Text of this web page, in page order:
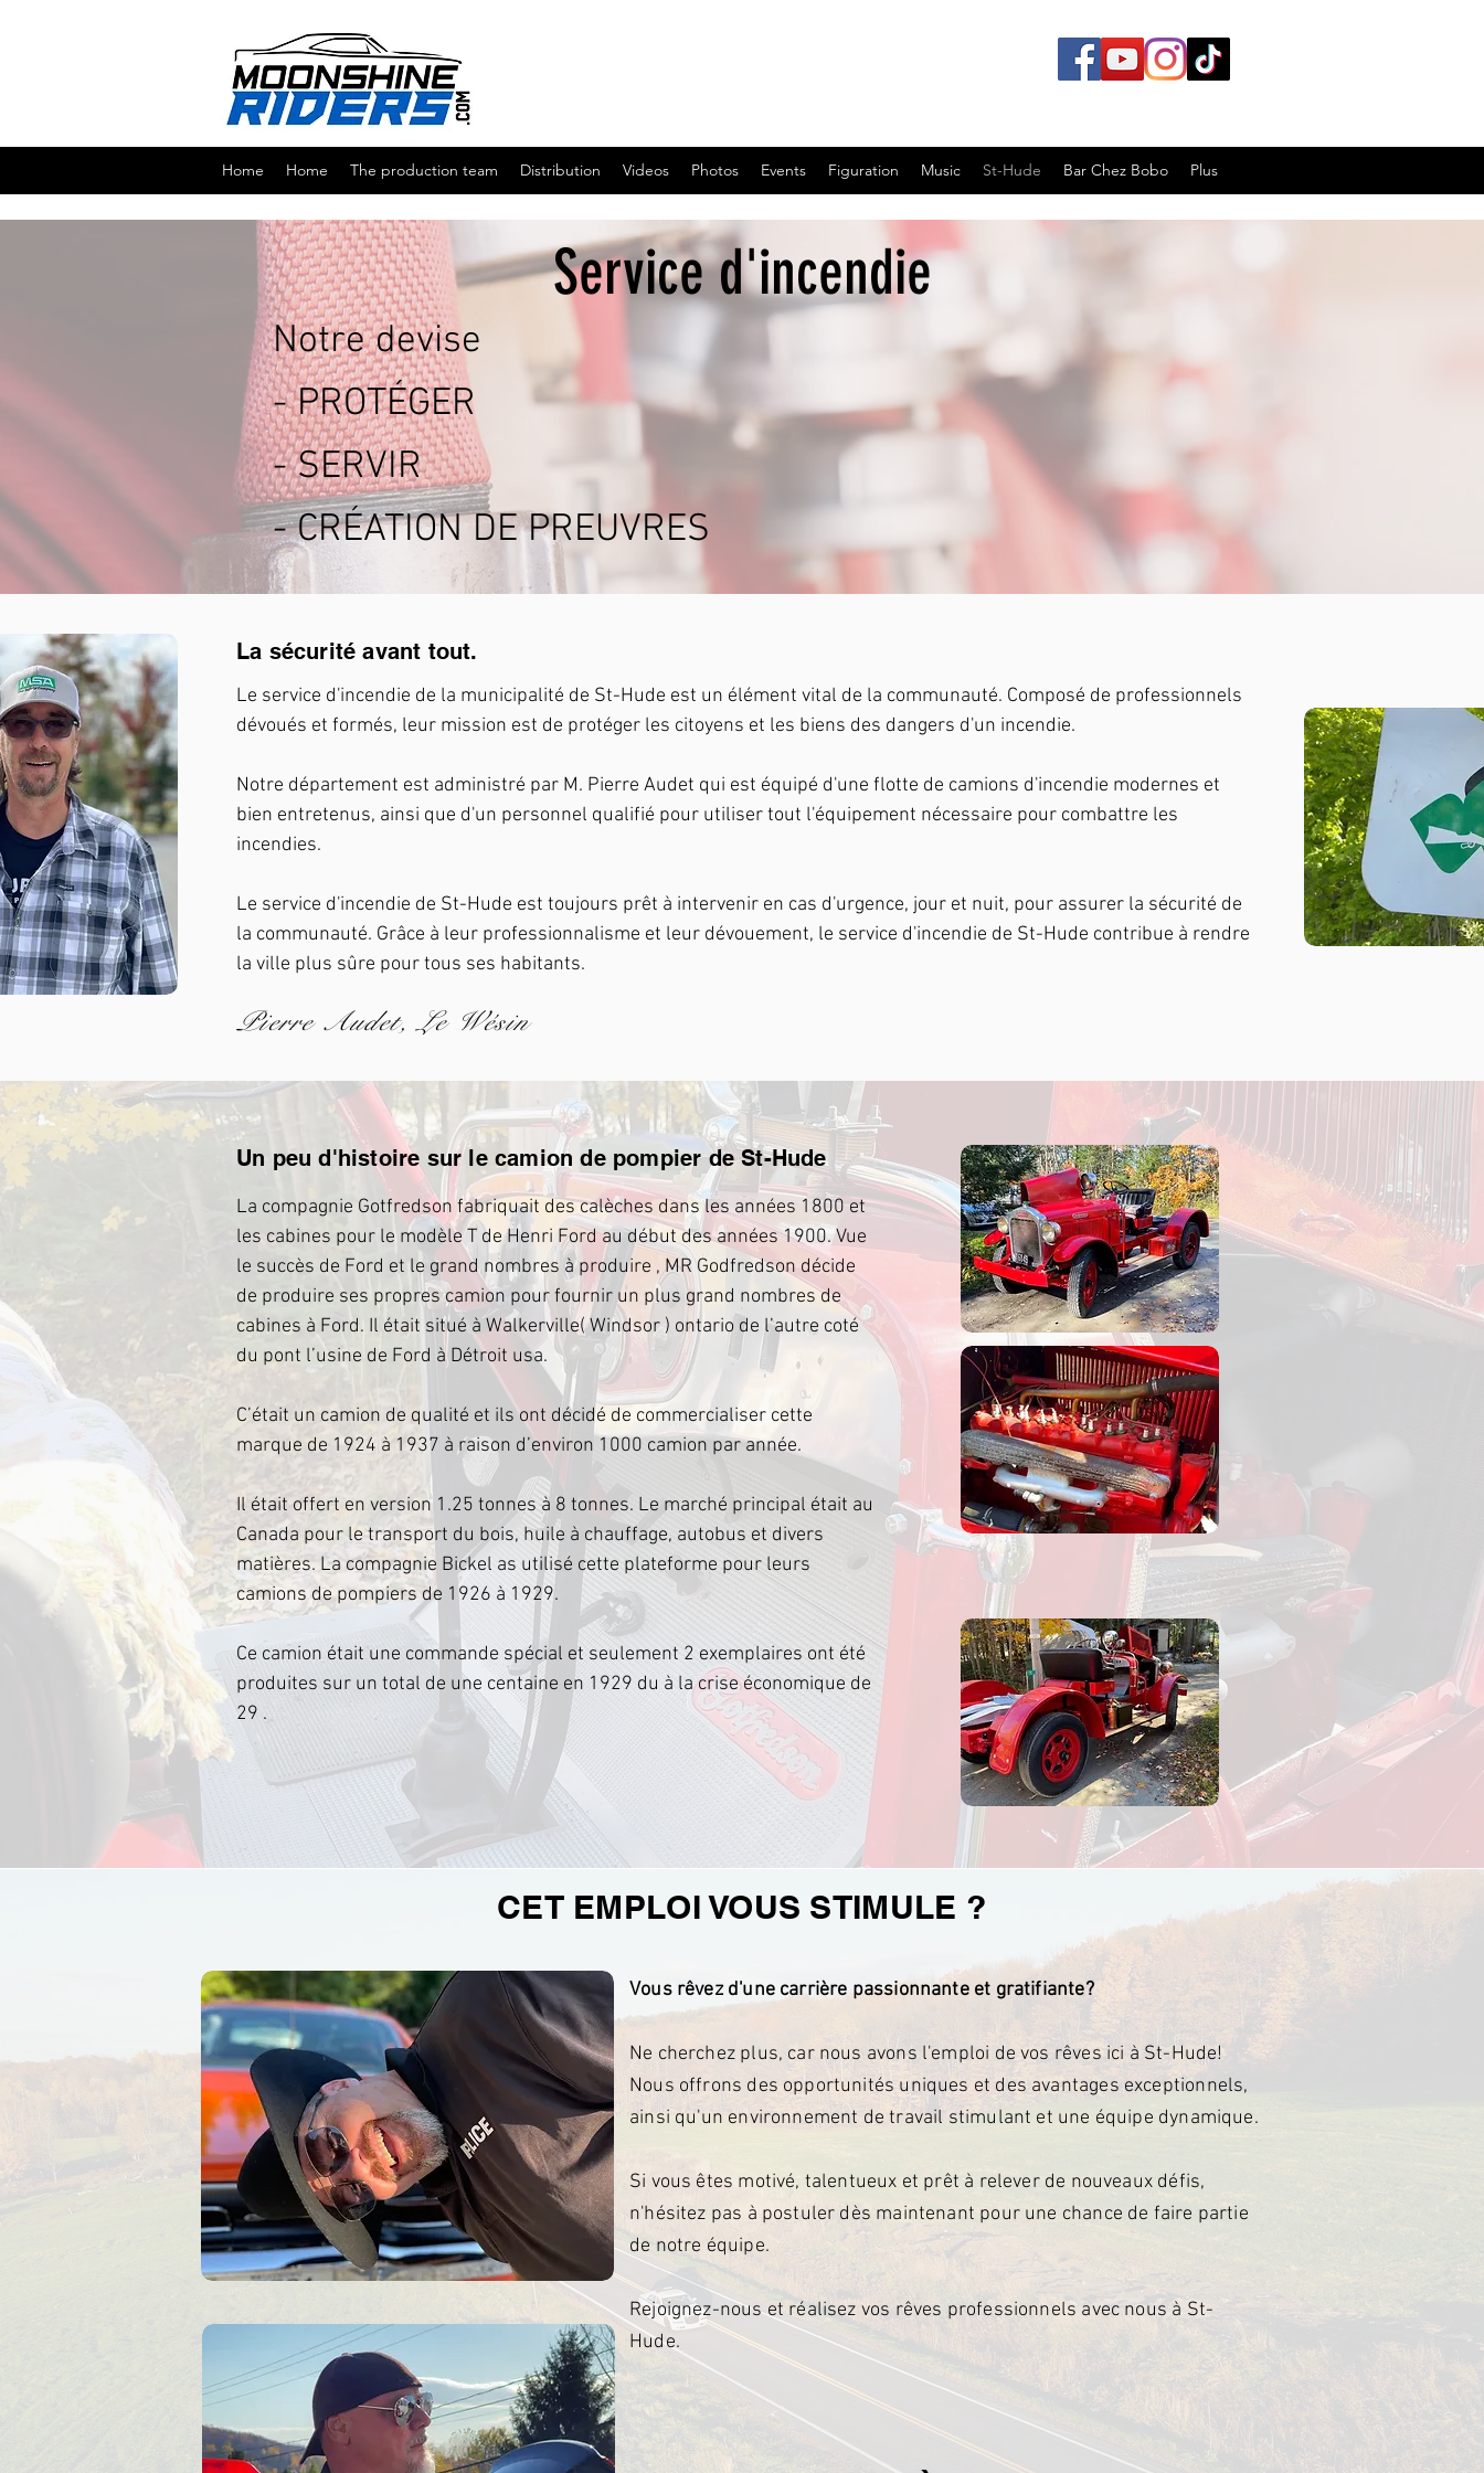
Home Home The production team Distribution Videos Photos Events Figuration Music St-Hude Bar Chez Bobo Plus
Service d'incendie
Notre devise
- PROTÉGER
- SERVIR
- CRÉATION DE PREUVRES
La sécurité avant tout.
Le service d'incendie de la municipalité de St-Hude est un élément vital de la communauté. Composé de professionnels
dévoués et formés, leur mission est de protéger les citoyens et les biens des dangers d'un incendie.
Notre département est administré par M. Pierre Audet qui est équipé d'une flotte de camions d'incendie modernes et
bien entretenus, ainsi que d'un personnel qualifié pour utiliser tout l'équipement nécessaire pour combattre les
incendies.
Le service d'incendie de St-Hude est toujours prêt à intervenir en cas d'urgence, jour et nuit, pour assurer la sécurité de
la communauté. Grâce à leur professionnalisme et leur dévouement, le service d'incendie de St-Hude contribue à rendre
la ville plus sûre pour tous ses habitants.
Pierre Audet, Le Wésin
Un peu d'histoire sur le camion de pompier de St-Hude
La compagnie Gotfredson fabriquait des calèches dans les années 1800 et
les cabines pour le modèle T de Henri Ford au début des années 1900. Vue
le succès de Ford et le grand nombres à produire , MR Godfredson décide
de produire ses propres camion pour fournir un plus grand nombres de
cabines à Ford. Il était situé à Walkerville( Windsor ) ontario de l’autre coté
du pont l’usine de Ford à Détroit usa.
C’était un camion de qualité et ils ont décidé de commercialiser cette
marque de 1924 à 1937 à raison d’environ 1000 camion par année.
Il était offert en version 1.25 tonnes à 8 tonnes. Le marché principal était au
Canada pour le transport du bois, huile à chauffage, autobus et divers
matières. La compagnie Bickel as utilisé cette plateforme pour leurs
camions de pompiers de 1926 à 1929.
Ce camion était une commande spécial et seulement 2 exemplaires ont été
produites sur un total de une centaine en 1929 du à la crise économique de
29 .
CET EMPLOI VOUS STIMULE ?
Vous rêvez d'une carrière passionnante et gratifiante?
Ne cherchez plus, car nous avons l'emploi de vos rêves ici à St-Hude!
Nous offrons des opportunités uniques et des avantages exceptionnels,
ainsi qu'un environnement de travail stimulant et une équipe dynamique.
Si vous êtes motivé, talentueux et prêt à relever de nouveaux défis,
n'hésitez pas à postuler dès maintenant pour une chance de faire partie
de notre équipe.
Rejoignez-nous et réalisez vos rêves professionnels avec nous à St-
Hude.